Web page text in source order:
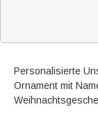
Personalisierte
Ornament mit